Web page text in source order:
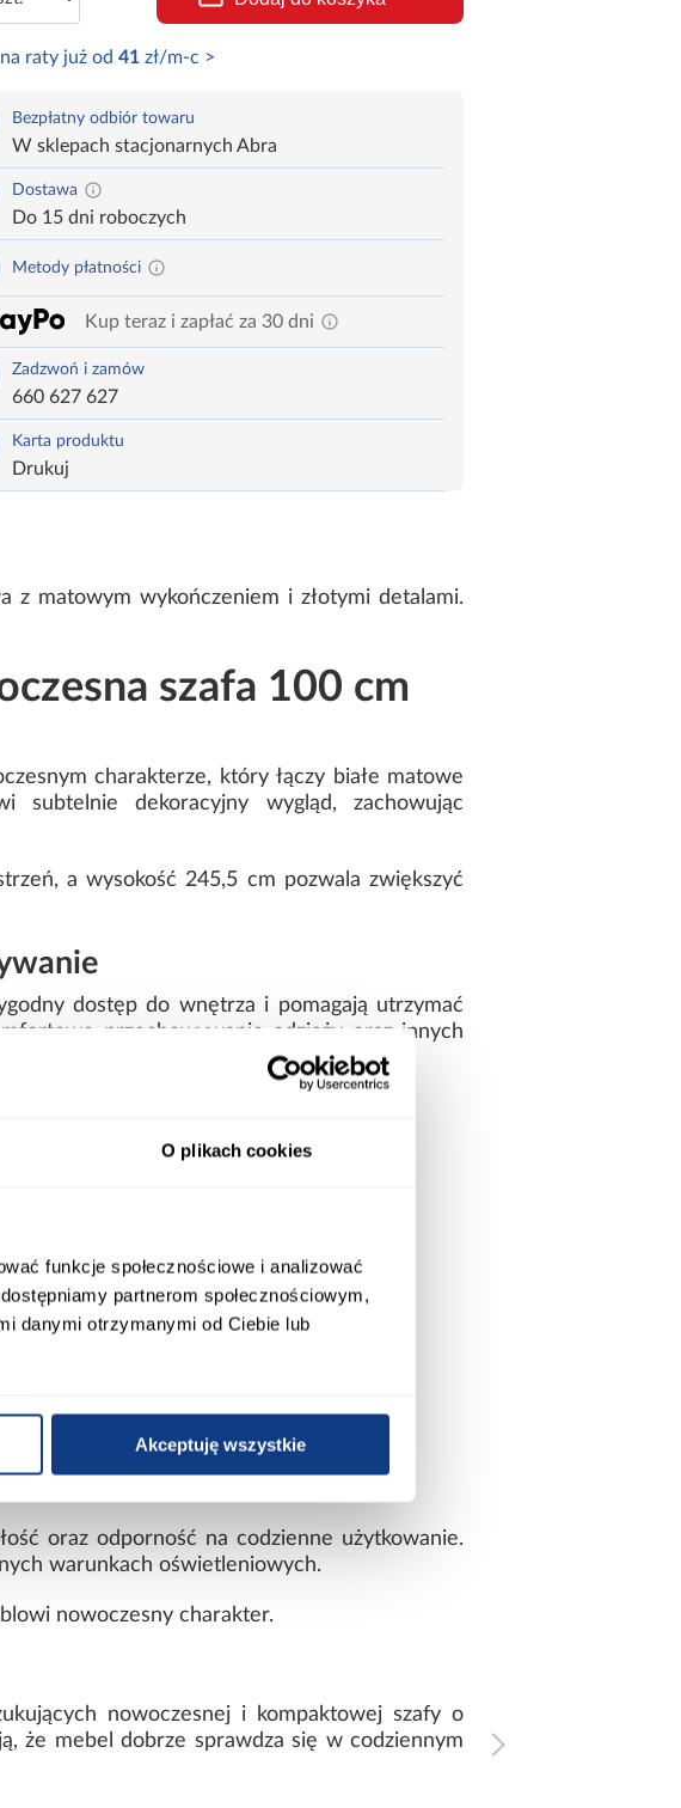
O plikach cookies
funkcje społecznościowe i analizować
partnerom społecznościowym,
danymi otrzymanymi od Ciebie lub
Akceptuję wszystkie
raty już od 41zł/m-c >
Bezpłatny odbiór towaru
W sklepach stacjonarnych Abra
Dostawa
Do 15 dni roboczych
Metody płatności
Kup teraz i zapłać za 30 dni
Zadzwoń i zamów
660 627 627
Karta produktu
Drukuj
z matowym wykończeniem i złotymi detalami.
szafa 100 cm
charakterze, który łączy białe matowe
subtelnie dekoracyjny wygląd, zachowując
a wysokość 245,5 cm pozwala zwiększyć
dostęp do wnętrza i pomagają utrzymać
przechowywanie odzieży oraz innych
oraz spójna wizualnie.
oraz odporność na codzienne użytkowanie.
warunkach oświetleniowych.
nowoczesny charakter.
nowoczesnej i kompaktowej szafy o
że mebel dobrze sprawdza się w codziennym